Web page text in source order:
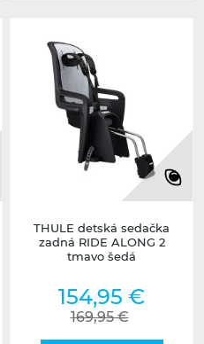
THULE detská sedačka
zadná RIDE ALONG 2
tmavo šedá
154,95 €
169,95 €